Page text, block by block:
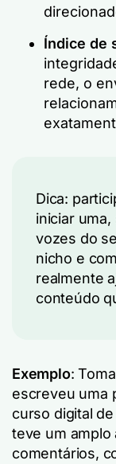
Índice de
rede, o
Dica:
iniciar
vozes do
nicho e
realmente
conteúdo
Exemplo:
escreveu uma
curso digital
teve um amplo
comentários,